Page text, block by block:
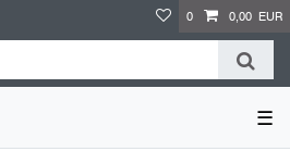
0 0,00 EUR
☰